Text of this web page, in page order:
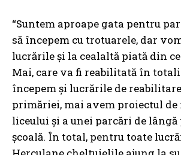
“Suntem aproape gata pentru
să începem cu trotuarele, dar
lucrările şi la cealaltă piată din
Mai, care va fi reabilitată în
începem şi lucrările de
primăriei, mai avem proiectul de
liceului şi a unei parcări de
şcoală. În total, pentru toate